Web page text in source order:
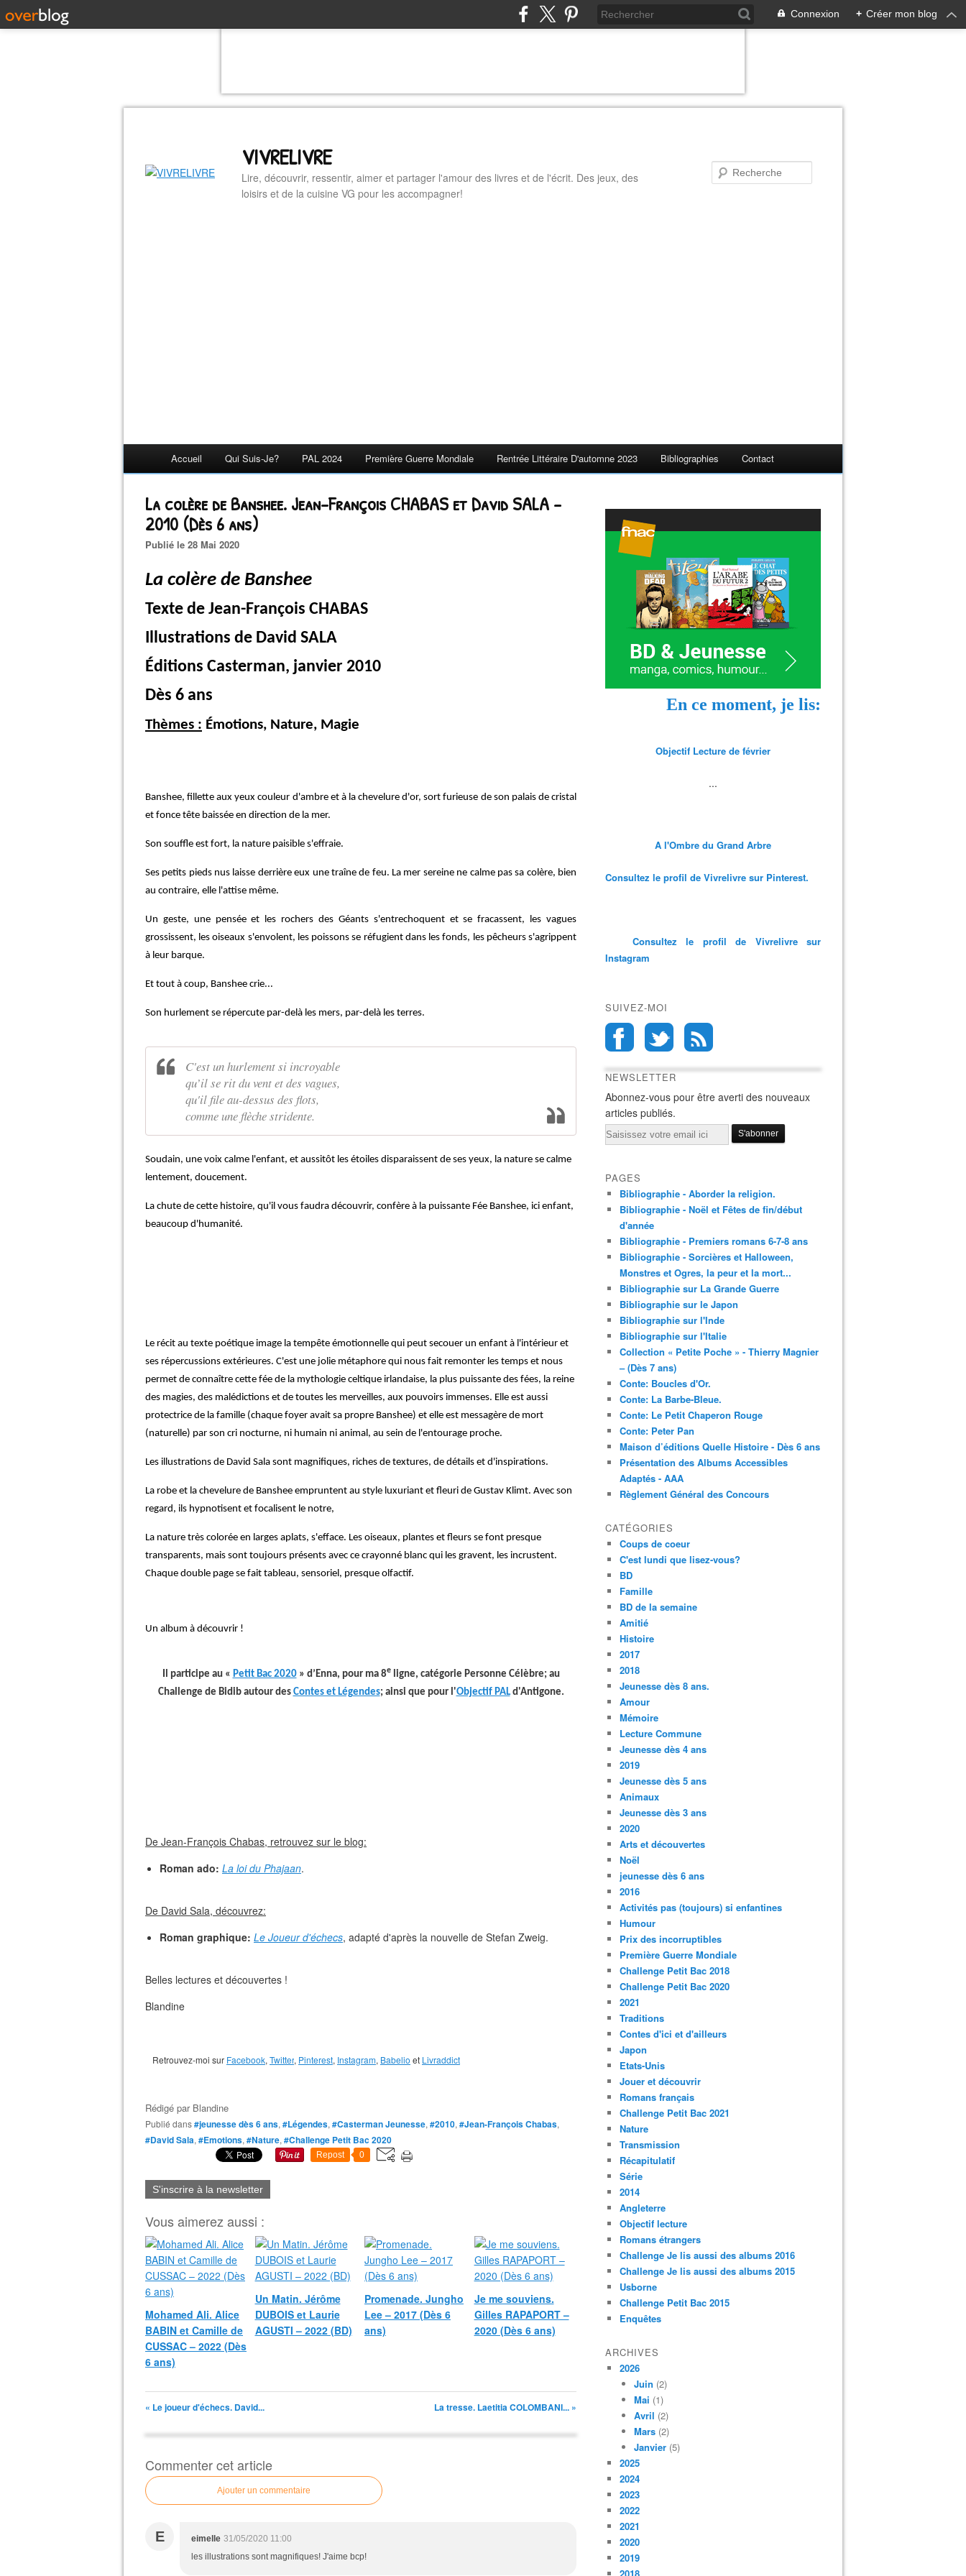
Connexion + Créer mon blog
VIVRELIVRE
Lire, découvrir, ressentir, aimer et partager l'amour des livres et de l'écrit. Des jeux, des
loisirs et de la cuisine VG pour les accompagner!
Accueil Qui Suis-Je? PAL 2024 Première Guerre Mondiale Rentrée Littéraire D'automne 2023 Bibliographies Contact
La colère de Banshee. Jean-François CHABAS et David SALA –
2010 (Dès 6 ans)
Publié le 28 Mai 2020
La colère de Banshee
Texte de Jean-François CHABAS
Illustrations de David SALA
Éditions Casterman, janvier 2010
Dès 6 ans
Thèmes : Émotions, Nature, Magie
Banshee, fillette aux yeux couleur d'ambre et à la chevelure d'or, sort furieuse de son palais de cristal
et fonce tête baissée en direction de la mer.
Son souffle est fort, la nature paisible s'effraie.
Ses petits pieds nus laisse derrière eux une traîne de feu. La mer sereine ne calme pas sa colère, bien
au contraire, elle l'attise même.
Un geste, une pensée et les rochers des Géants s'entrechoquent et se fracassent, les vagues
grossissent, les oiseaux s'envolent, les poissons se réfugient dans les fonds, les pêcheurs s'agrippent
à leur barque.
Et tout à coup, Banshee crie...
Son hurlement se répercute par-delà les mers, par-delà les terres.
C'est un hurlement si incroyable
qu’il se rit du vent et des vagues,
qu'il file au-dessus des flots,
comme une flèche stridente.
Soudain, une voix calme l'enfant, et aussitôt les étoiles disparaissent de ses yeux, la nature se calme
lentement, doucement.
La chute de cette histoire, qu'il vous faudra découvrir, confère à la puissante Fée Banshee, ici enfant,
beaucoup d'humanité.
Le récit au texte poétique image la tempête émotionnelle qui peut secouer un enfant à l'intérieur et
ses répercussions extérieures. C'est une jolie métaphore qui nous fait remonter les temps et nous
permet de connaître cette fée de la mythologie celtique irlandaise, la plus puissante des fées, la reine
des magies, des malédictions et de toutes les merveilles, aux pouvoirs immenses. Elle est aussi
protectrice de la famille (chaque foyer avait sa propre Banshee) et elle est messagère de mort
(naturelle) par son cri nocturne, ni humain ni animal, au sein de l'entourage proche.
Les illustrations de David Sala sont magnifiques, riches de textures, de détails et d'inspirations.
La robe et la chevelure de Banshee empruntent au style luxuriant et fleuri de Gustav Klimt. Avec son
regard, ils hypnotisent et focalisent le notre,
La nature très colorée en larges aplats, s'efface. Les oiseaux, plantes et fleurs se font presque
transparents, mais sont toujours présents avec ce crayonné blanc qui les gravent, les incrustent.
Chaque double page se fait tableau, sensoriel, presque olfactif.
Un album à découvrir !
Il participe au « Petit Bac 2020» d’Enna, pour ma 8eligne, catégorie Personne Célèbre; au
Challenge de Bidib autour des Contes et Légendes; ainsi que pour l'Objectif PALd'Antigone.
De Jean-François Chabas, retrouvez sur le blog:
Roman ado: La loi du Phajaan.
De David Sala, découvrez:
Roman graphique: Le Joueur d'échecs, adapté d'après la nouvelle de Stefan Zweig.
Belles lectures et découvertes !
Blandine
Retrouvez-moi sur Facebook, Twitter, Pinterest, Instagram, Babelio et Livraddict
Rédigé par Blandine
Publié dans#jeunesse dès 6 ans, #Légendes, #Casterman Jeunesse, #2010, #Jean-François Chabas,
#David Sala, #Emotions, #Nature, #Challenge Petit Bac 2020
Repost 0
S'inscrire à la newsletter
Vous aimerez aussi :
Mohamed Ali. Alice
BABIN et Camille de
CUSSAC – 2022 (Dès
6 ans)
Un Matin. Jérôme
DUBOIS et Laurie
AGUSTI – 2022 (BD)
Promenade. Jungho
Lee – 2017 (Dès 6
ans)
Je me souviens.
Gilles RAPAPORT –
2020 (Dès 6 ans)
« Le joueur d'échecs. David... La tresse. Laetitia COLOMBANI... »
Commenter cet article
Ajouter un commentaire
E eimelle 31/05/2020 11:00
les illustrations sont magnifiques! J'aime bcp!
En ce moment, je lis:
Objectif Lecture de février
...
A l'Ombre du Grand Arbre
Consultez le profil de Vivrelivre sur Pinterest.
Consultez le profil de Vivrelivre sur
Instagram
SUIVEZ-MOI
NEWSLETTER
Abonnez-vous pour être averti des nouveaux
articles publiés.
Email
PAGES
Bibliographie - Aborder la religion.
Bibliographie - Noël et Fêtes de fin/début
d'année
Bibliographie - Premiers romans 6-7-8 ans
Bibliographie - Sorcières et Halloween,
Monstres et Ogres, la peur et la mort...
Bibliographie sur La Grande Guerre
Bibliographie sur le Japon
Bibliographie sur l'Inde
Bibliographie sur l'Italie
Collection « Petite Poche » - Thierry Magnier
– (Dès 7 ans)
Conte: Boucles d'Or.
Conte: La Barbe-Bleue.
Conte: Le Petit Chaperon Rouge
Conte: Peter Pan
Maison d’éditions Quelle Histoire - Dès 6 ans
Présentation des Albums Accessibles
Adaptés - AAA
Règlement Général des Concours
CATÉGORIES
Coups de coeur
C'est lundi que lisez-vous?
BD
Famille
BD de la semaine
Amitié
Histoire
2017
2018
Jeunesse dès 8 ans.
Amour
Mémoire
Lecture Commune
Jeunesse dès 4 ans
2019
Jeunesse dès 5 ans
Animaux
Jeunesse dès 3 ans
2020
Arts et découvertes
Noël
jeunesse dès 6 ans
2016
Activités pas (toujours) si enfantines
Humour
Prix des incorruptibles
Première Guerre Mondiale
Challenge Petit Bac 2018
Challenge Petit Bac 2020
2021
Traditions
Contes d'ici et d'ailleurs
Japon
Etats-Unis
Jouer et découvrir
Romans français
Challenge Petit Bac 2021
Nature
Transmission
Récapitulatif
Série
2014
Angleterre
Objectif lecture
Romans étrangers
Challenge Je lis aussi des albums 2016
Challenge Je lis aussi des albums 2015
Usborne
Challenge Petit Bac 2015
Enquêtes
ARCHIVES
2026
Juin (2)
Mai (1)
Avril (2)
Mars (2)
Janvier (5)
2025
2024
2023
2022
2021
2020
2019